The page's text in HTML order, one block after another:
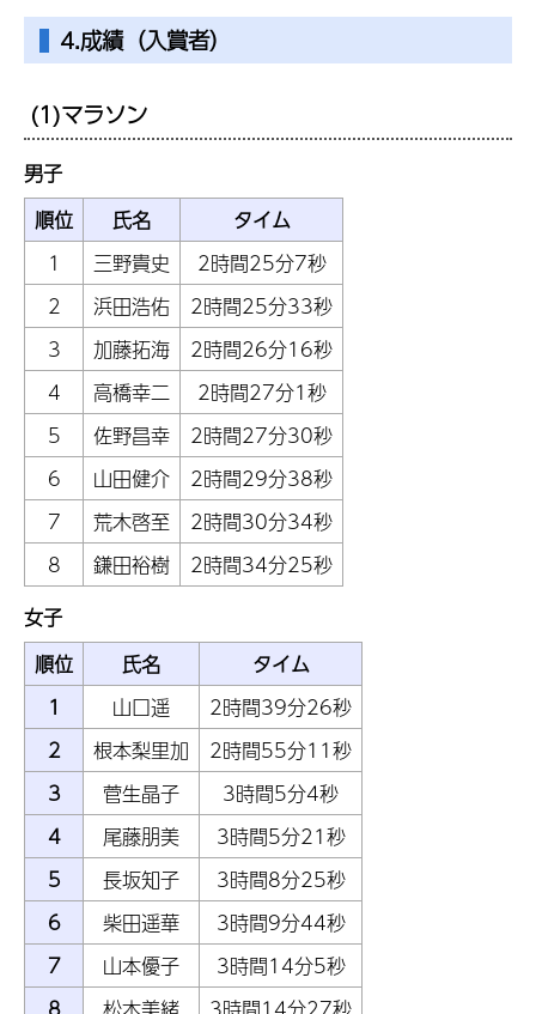
4.成績（入賞者）
(1)マラソン
男子
順位
氏名
タイム
1
三野貴史
2時間25分7秒
2
浜田浩佑
2時間25分33秒
3
加藤拓海
2時間26分16秒
4
高橋幸二
2時間27分1秒
5
佐野昌幸
2時間27分30秒
6
山田健介
2時間29分38秒
7
荒木啓至
2時間30分34秒
8
鎌田裕樹
2時間34分25秒
女子
順位
氏名
タイム
1
山口遥
2時間39分26秒
2
根本梨里加
2時間55分11秒
3
菅生晶子
3時間5分4秒
4
尾藤朋美
3時間5分21秒
5
長坂知子
3時間8分25秒
6
柴田遥華
3時間9分44秒
7
山本優子
3時間14分5秒